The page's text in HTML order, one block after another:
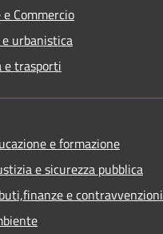
e Commercio
urbanistica
e trasporti
e formazione
e sicurezza pubblica
e contravvenzioni